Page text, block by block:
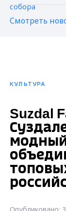
Смотреть
КУЛЬТУРА
Suzdal
Опубликовано: